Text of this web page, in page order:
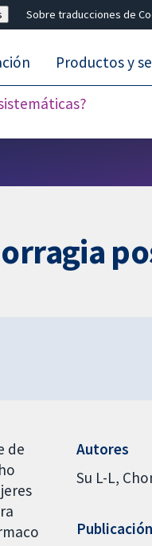
Sobre traducciones de
Productos y
de
Autores
Su L-L
Publicación